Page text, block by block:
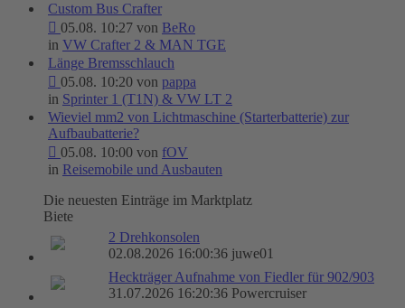
Custom Bus Crafter
05.08. 10:27 von BeRo
in VW Crafter 2 & MAN TGE
Länge Bremsschlauch
05.08. 10:20 von pappa
in Sprinter 1 (T1N) & VW LT 2
Wieviel mm2 von Lichtmaschine (Starterbatterie) zur
Aufbaubatterie?
05.08. 10:00 von fOV
in Reisemobile und Ausbauten
Die neuesten Einträge im Marktplatz
Biete
2 Drehkonsolen
02.08.2026 16:00:36 juwe01
Heckträger Aufnahme von Fiedler für 902/903
31.07.2026 16:20:36 Powercruiser